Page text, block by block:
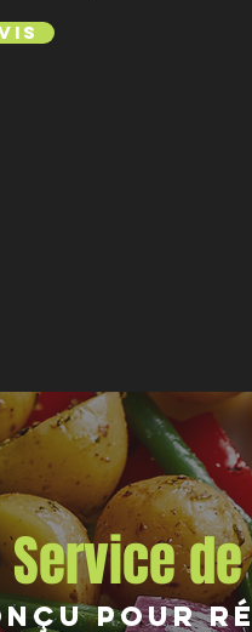
Service
pour